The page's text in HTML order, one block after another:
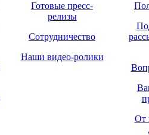
Готовые пресс-
релизы
Сотрудничество
Наши видео-ролики
От